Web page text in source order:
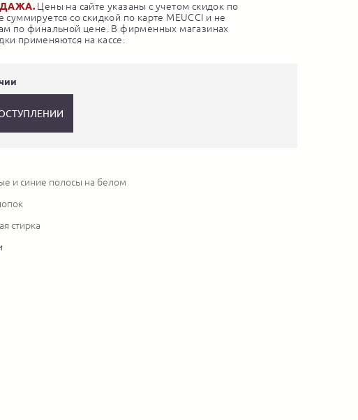
Цены на сайте указаны с учетом скидок по
со скидкой по карте MEUCCI и не
по финальной цене. В фирменных магазинах
применяются на кассе.
и синие полосы на белом
стирка